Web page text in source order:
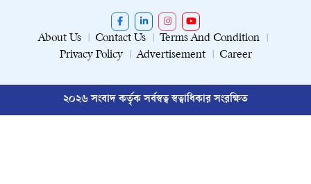
About Us Contact Us
Terms And Condition
Privacy Policy
Advertisement Career
২০২৬ সংবাদ কর্তৃক সর্বস্বত্ব স্বত্বাধিকার সংরক্ষিত